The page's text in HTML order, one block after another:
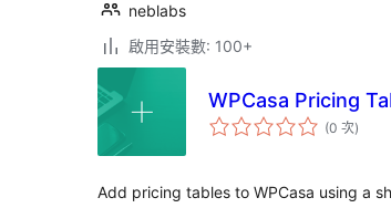
neblabs
啟用安裝數: 100+
WPCasa Pricing
(0 次評
分)
Add pricing tables to WPCasa using a